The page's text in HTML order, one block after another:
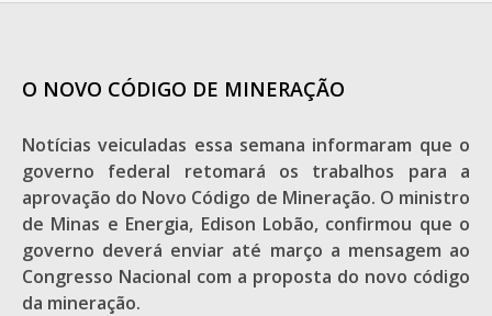
O NOVO CÓDIGO DE MINERAÇÃO
Notícias veiculadas essa semana informaram que o
governo federal retomará os trabalhos para a
aprovação do Novo Código de Mineração. O ministro
de Minas e Energia, Edison Lobão, confirmou que o
governo deverá enviar até março a mensagem ao
Congresso Nacional com a proposta do novo código
da mineração.